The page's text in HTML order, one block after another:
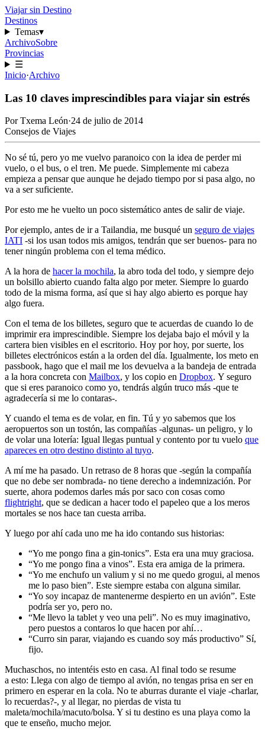
Viajar sin Destino
Destinos
Temas▾
ArchivoSobre
Provincias
☰
Inicio·Archivo
Las 10 claves imprescindibles para viajar sin estrés
PorTxema León·24 de julio de 2014
Consejos de Viajes
No sé tú, pero yo me vuelvo paranoico con la idea de perder mi
vuelo, o el bus, o el tren. Me puede. Simplemente mi cabeza
empieza a pensar que aunque he dejado tiempo por si pasa algo, no
va a ser suficiente.
Por esto me he vuelto un poco sistemático antes de salir de viaje.
Por ejemplo, antes de ir a Tailandia, me busqué un seguro de viajes
IATI -si los usan todos mis amigos, tendrán que ser buenos- para no
tener ningún problema con el tema médico.
A la hora de hacer la mochila, la abro toda del todo, y siempre dejo
un bolsillo abierto cuando falta algo por meter. Siempre lo guardo
todo de la misma forma, así que si hay algo abierto es porque hay
algo fuera.
Con el tema de los billetes, seguro que te acuerdas de cuando lo de
imprimir era imprescindible. Siempre los dejaba bajo el móvil y la
cartera bien visibles en el escritorio. Hoy por hoy, por suerte, los
billetes electrónicos están a la orden del día. Igualmente, los meto en
passbook, hago que el mail me los devuelva a la bandeja de entrada
a la hora concreta con Mailbox, y los copio en Dropbox. Y seguro
que si eres paranoico como yo, tendrás algún truco más -que te
agradecería si me lo contaras-.
Y cuando el tema es de volar, en fin. Tú y yo sabemos que los
aeropuertos son un tostón, las compañías -algunas- un peligro, y lo
de volar una lotería: Igual llegas puntual y contento por tu vuelo que
apareces en otro destino distinto al tuyo.
A mí me ha pasado. Un retraso de 8 horas que -según la compañía
que no debe ser nombrada- no tiene derecho a indemnización. Por
suerte, ahora podemos darles más por saco con cosas como
flightright, que se dedican a hacer todo el papeleo que a los meros
mortales se nos hace tan cuesta arriba.
Y luego por ahí cada uno me ha ido contando sus historias:
“Yo me pongo fina a gin-tonics”. Esta era una muy graciosa.
“Yo me pongo fina a vinos”. Esta era amiga de la primera.
“Yo me enchufo un valium y si no me quedo grogui, al menos
me lo paso bien”. Este siempre estaba con alguna similar.
“Yo soy incapaz de mantenerme despierto en un avión”. Este
podría ser yo, pero no.
“Me llevo la tablet y veo una peli”. No es muy imaginativo,
pero puestos a contaros lo que hacen por ahí…
“Curro sin parar, viajando es cuando soy más productivo” Sí,
fijo.
Muchaschos, no intentéis esto en casa. Al final todo se resume
a esto: Llega con algo de tiempo al avión, no tengas prisa en ser en
primero en esperar en la cola. No te aburras durante el viaje -charlar,
lo recuerdas?-, y al llegar, no pierdas de vista tu
maleta/mochila/macuto/bolsa. Y si tu destino es una playa como la
que te enseño, mucho mejor.